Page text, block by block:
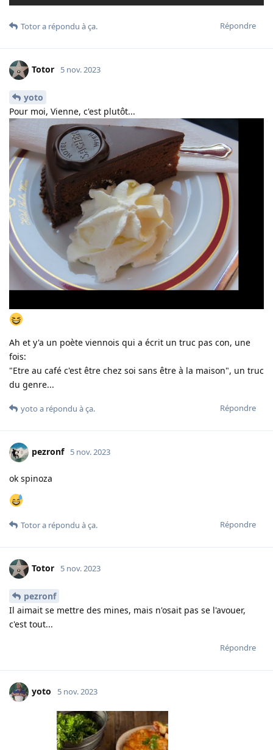
Répondre
Totora répondu à ça.
Totor 5 nov. 2023
yoto
Pour moi, Vienne, c'est plutôt...
Ah et y'a un poète viennois qui a écrit un truc pas con, une
fois:
"Etre au café c'est être chez soi sans être à la maison", un truc
du genre...
Répondre
yoto a répondu à ça.
pezronf 5 nov. 2023
ok spinoza
Répondre
Totora répondu à ça.
Totor 5 nov. 2023
pezronf
Il aimait se mettre des mines, mais n'osait pas se l'avouer,
c'est tout...
Répondre
yoto 5 nov. 2023